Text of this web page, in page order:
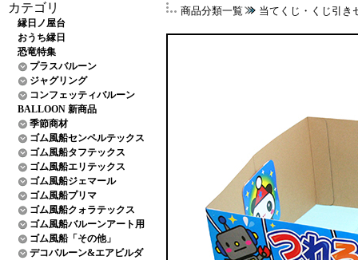
カテゴリ
縁日ノ屋台
おうち縁日
恐竜特集
プラスバルーン
ジャグリング
コンフェッティバルーン
BALLOON 新商品
季節商材
ゴム風船センペルテックス
ゴム風船タフテックス
ゴム風船エリテックス
ゴム風船ジェマール
ゴム風船プリマ
ゴム風船クォラテックス
ゴム風船バルーンアート用
ゴム風船「その他」
デコバルーン&エアビルダ
商品分類一覧 当てくじ・くじ引き